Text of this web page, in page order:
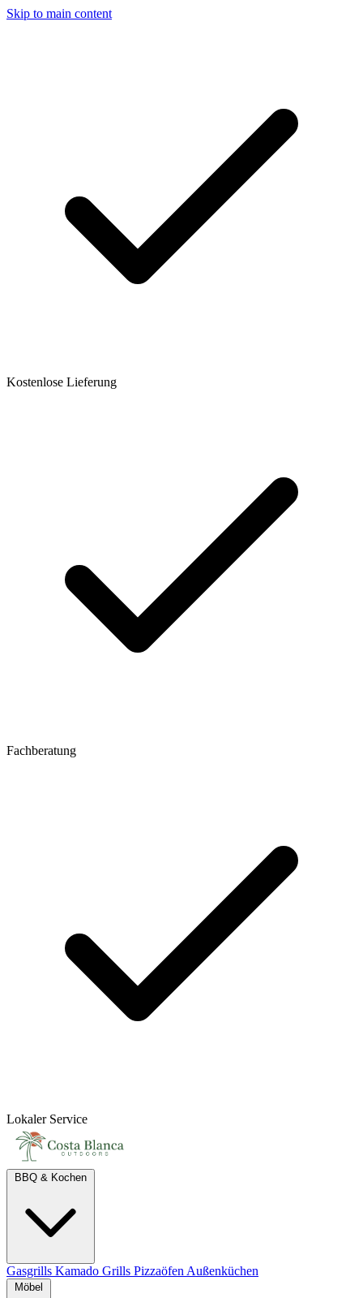
Skip to main content
Kostenlose Lieferung
Fachberatung
Lokaler Service
Gasgrills Kamado Grills Pizzaöfen Außenküchen